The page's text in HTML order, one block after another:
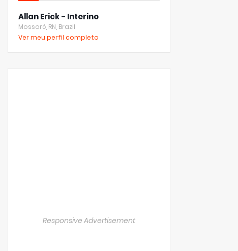
Allan Erick - Interino
Mossoró, RN, Brazil
Ver meu perfil completo
Responsive Advertisement